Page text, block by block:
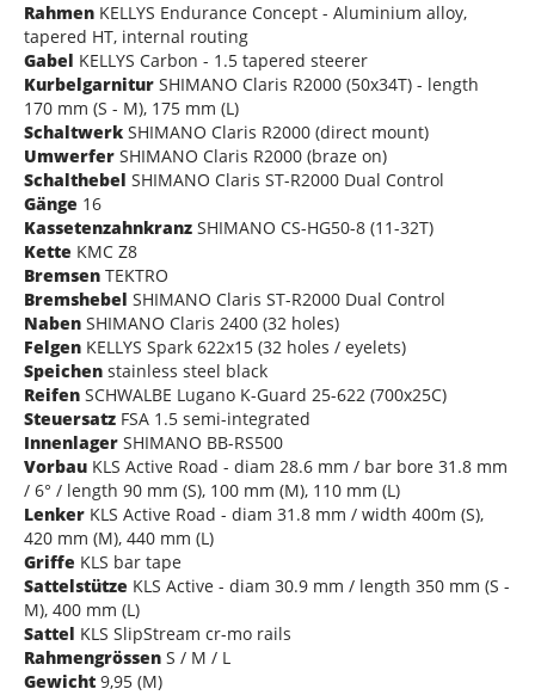
Rahmen KELLYS Endurance Concept - Aluminium alloy,
tapered HT, internal routing
Gabel KELLYS Carbon - 1.5 tapered steerer
Kurbelgarnitur SHIMANO Claris R2000 (50x34T) - length
170 mm (S - M), 175 mm (L)
Schaltwerk SHIMANO Claris R2000 (direct mount)
Umwerfer SHIMANO Claris R2000 (braze on)
Schalthebel SHIMANO Claris ST-R2000 Dual Control
Gänge 16
Kassetenzahnkranz SHIMANO CS-HG50-8 (11-32T)
Kette KMC Z8
Bremsen TEKTRO
Bremshebel SHIMANO Claris ST-R2000 Dual Control
Naben SHIMANO Claris 2400 (32 holes)
Felgen KELLYS Spark 622x15 (32 holes / eyelets)
Speichen stainless steel black
Reifen SCHWALBE Lugano K-Guard 25-622 (700x25C)
Steuersatz FSA 1.5 semi-integrated
Innenlager SHIMANO BB-RS500
Vorbau KLS Active Road - diam 28.6 mm / bar bore 31.8 mm
/ 6° / length 90 mm (S), 100 mm (M), 110 mm (L)
Lenker KLS Active Road - diam 31.8 mm / width 400m (S),
420 mm (M), 440 mm (L)
Griffe KLS bar tape
Sattelstütze KLS Active - diam 30.9 mm / length 350 mm (S -
M), 400 mm (L)
Sattel KLS SlipStream cr-mo rails
Rahmengrössen S / M / L
Gewicht 9,95 (M)